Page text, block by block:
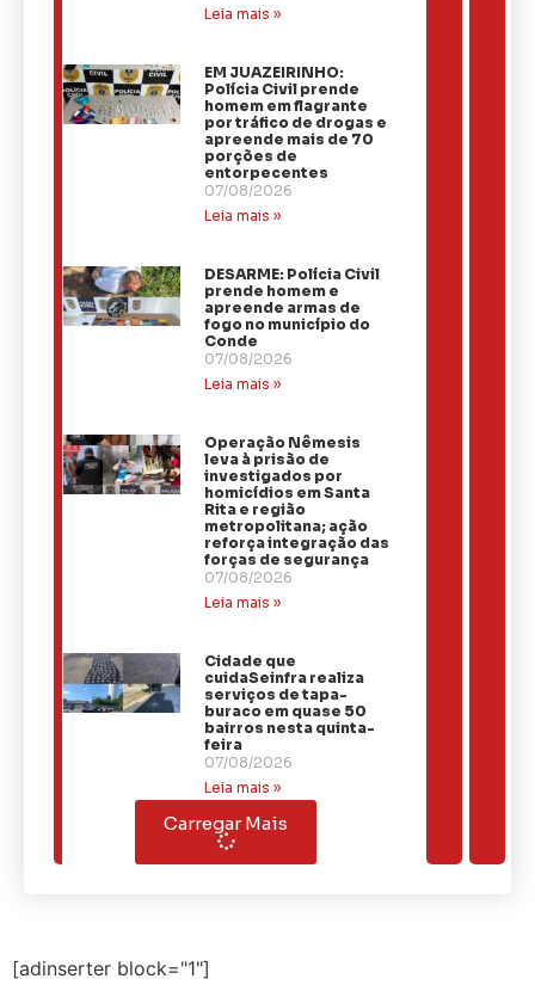
Leia mais »
EM JUAZEIRINHO:
Polícia Civil prende
homem em flagrante
por tráfico de drogas e
apreende mais de 70
porções de
entorpecentes
07/08/2026
Leia mais »
DESARME: Polícia Civil
prende homem e
apreende armas de
fogo no município do
Conde
07/08/2026
Leia mais »
Operação Nêmesis
leva à prisão de
investigados por
homicídios em Santa
Rita e região
metropolitana; ação
reforça integração das
forças de segurança
07/08/2026
Leia mais »
Cidade que
cuidaSeinfra realiza
serviços de tapa-
buraco em quase 50
bairros nesta quinta-
feira
07/08/2026
Leia mais »
Carregar Mais
[adinserter block="1"]